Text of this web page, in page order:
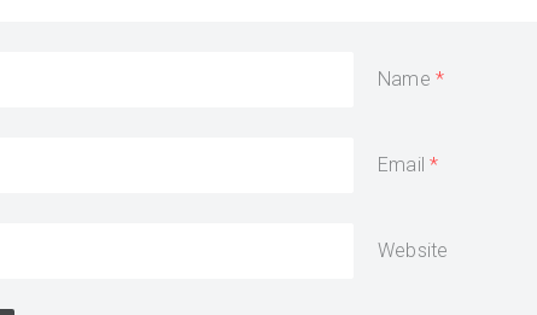
Name
Email
Website